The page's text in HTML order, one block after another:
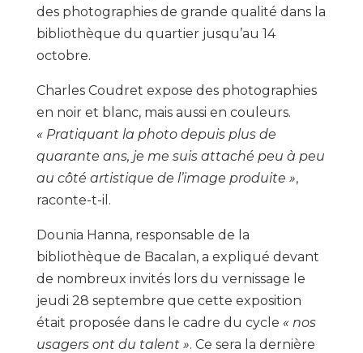
des photographies de grande qualité dans la
bibliothèque du quartier jusqu’au 14
octobre.
Charles Coudret expose des photographies
en noir et blanc, mais aussi en couleurs.
« Pratiquant la photo depuis plus de
quarante ans, je me suis attaché peu à peu
au côté artistique de l’image produite »,
raconte-t-il.
Dounia Hanna, responsable de la
bibliothèque de Bacalan, a expliqué devant
de nombreux invités lors du vernissage le
jeudi 28 septembre que cette exposition
était proposée dans le cadre du cycle « nos
usagers ont du talent ». Ce sera la dernière